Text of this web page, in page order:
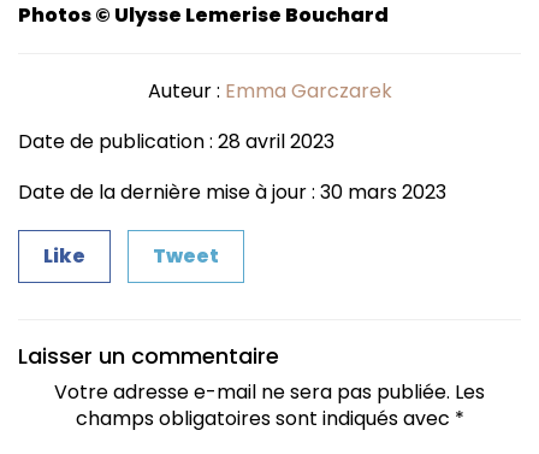
Photos © Ulysse Lemerise Bouchard
Auteur : Emma Garczarek
Date de publication : 28 avril 2023
Date de la dernière mise à jour : 30 mars 2023
Like Tweet
Laisser un commentaire
Votre adresse e-mail ne sera pas publiée. Les
champs obligatoires sont indiqués avec *